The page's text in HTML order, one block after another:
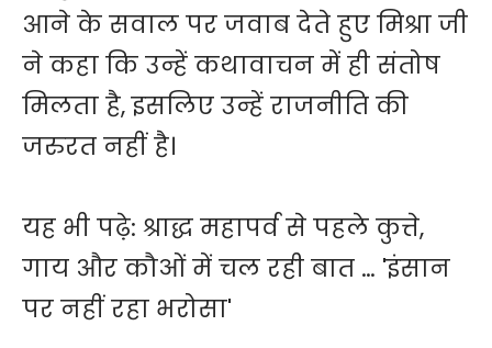
आने के सवाल पर जवाब देते हुए मिश्रा जी
ने कहा कि उन्हें कथावाचन में ही संतोष
मिलता है, इसलिए उन्हें राजनीति की
जरुरत नहीं है।
यह भी पढ़े: श्राद्ध महापर्व से पहले कुत्ते,
गाय और कौओं में चल रही बात … 'इंसान
पर नहीं रहा भरोसा'